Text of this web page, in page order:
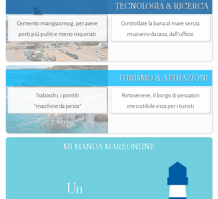
TECNOLOGIA & RICERCA
Cemento mangiasmog, per avere
porti più puliti e meno inquinati
Controllate la barca al mare senza
muovervi da casa, dall’ufficio
TURISMO & ATTRAZIONI
Trabocchi, i pontili
"macchine da pesca"
Portovenere, il borgo di pescatori
irresistibile esca per i turisti
MI MANDA MAREONLINE
Un